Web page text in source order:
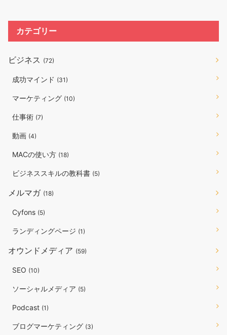
カテゴリー
ビジネス (72)
成功マインド (31)
マーケティング (10)
仕事術 (7)
動画 (4)
MACの使い方 (18)
ビジネススキルの教科書 (5)
メルマガ (18)
Cyfons (5)
ランディングページ (1)
オウンドメディア (59)
SEO (10)
ソーシャルメディア (5)
Podcast (1)
ブログマーケティング (3)